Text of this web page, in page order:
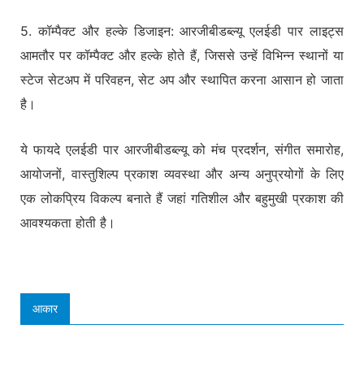
5. कॉम्पैक्ट और हल्के डिजाइन: आरजीबीडब्ल्यू एलईडी पार लाइट्स
आमतौर पर कॉम्पैक्ट और हल्के होते हैं, जिससे उन्हें विभिन्न स्थानों या
स्टेज सेटअप में परिवहन, सेट अप और स्थापित करना आसान हो जाता
है।
ये फायदे एलईडी पार आरजीबीडब्ल्यू को मंच प्रदर्शन, संगीत समारोह,
आयोजनों, वास्तुशिल्प प्रकाश व्यवस्था और अन्य अनुप्रयोगों के लिए
एक लोकप्रिय विकल्प बनाते हैं जहां गतिशील और बहुमुखी प्रकाश की
आवश्यकता होती है।
आकार